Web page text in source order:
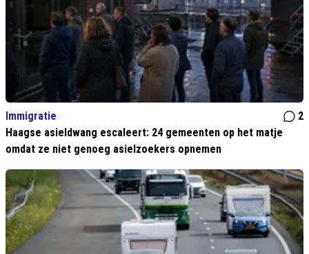
Immigratie
2
Haagse asieldwang escaleert: 24 gemeenten op het matje
omdat ze niet genoeg asielzoekers opnemen